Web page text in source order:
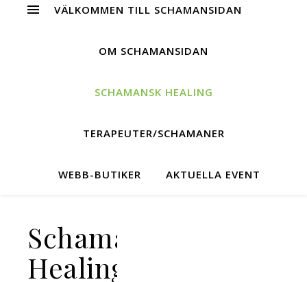
VÄLKOMMEN TILL SCHAMANSIDAN
OM SCHAMANSIDAN
SCHAMANSK HEALING
TERAPEUTER/SCHAMANER
WEBB-BUTIKER AKTUELLA EVENT
Schamansk
Healing